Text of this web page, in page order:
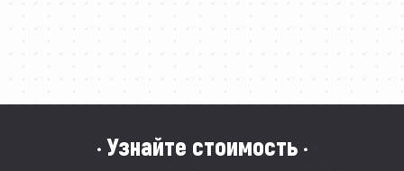
· Узнайте стоимость ·